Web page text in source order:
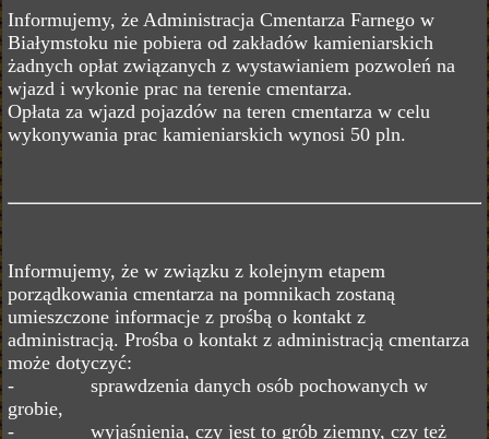
Informujemy, że Administracja Cmentarza Farnego w
Białymstoku nie pobiera od zakładów kamieniarskich
żadnych opłat związanych z wystawianiem pozwoleń na
wjazd i wykonie prac na terenie cmentarza.
Opłata za wjazd pojazdów na teren cmentarza w celu
wykonywania prac kamieniarskich wynosi 50 pln.
Informujemy, że w związku z kolejnym etapem
porządkowania cmentarza na pomnikach zostaną
umieszczone informacje z prośbą o kontakt z
administracją. Prośba o kontakt z administracją cmentarza
może dotyczyć:
- sprawdzenia danych osób pochowanych w
grobie,
- wyjaśnienia, czy jest to grób ziemny, czy też